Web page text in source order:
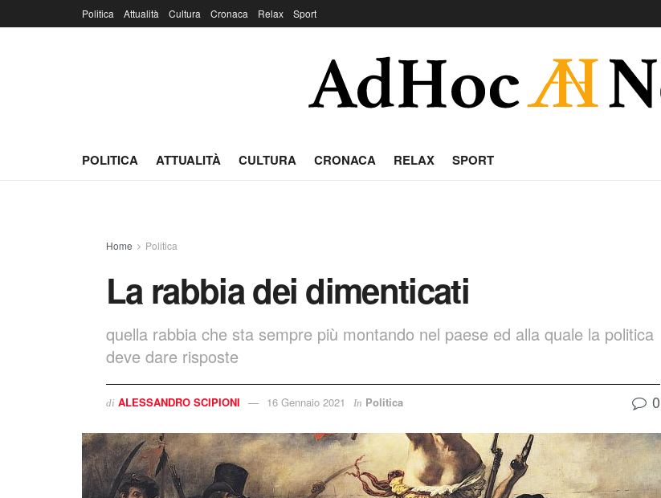
Politica Attualità Cultura Cronaca Relax Sport
POLITICA ATTUALITÀ CULTURA CRONACA RELAX SPORT
Home Politica
La rabbia dei dimenticati
quella rabbia che sta sempre più montando nel paese ed alla quale la politica
deve dare risposte
di ALESSANDRO SCIPIONI 16 Gennaio 2021 In Politica 0